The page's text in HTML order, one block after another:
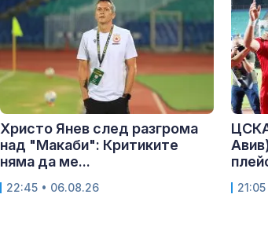
Христо Янев след разгрома
над "Макаби": Критиките
няма да ме...
22:45 • 06.08.26